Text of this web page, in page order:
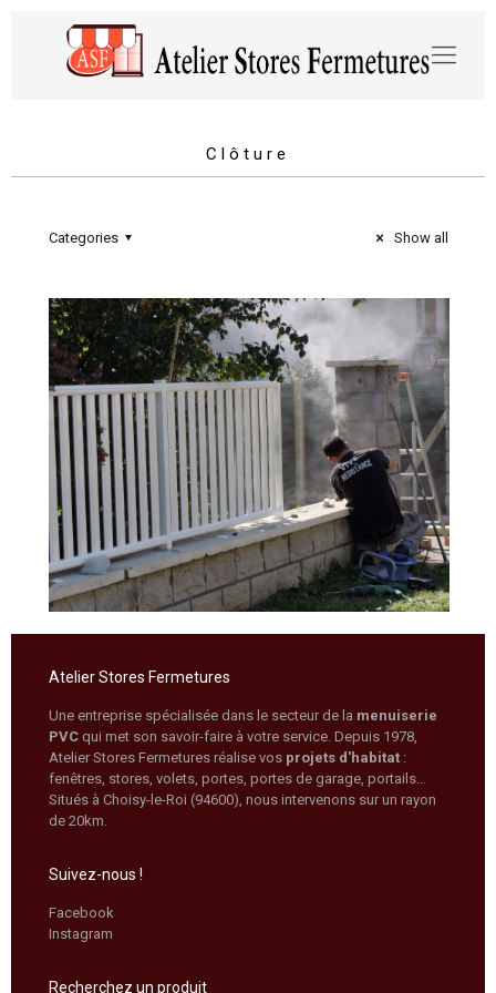
Clôture
Categories Show all
Atelier Stores Fermetures
Une entreprise spécialisée dans le secteur de la menuiserie
PVCqui met son savoir-faire à votre service. Depuis 1978,
Atelier Stores Fermetures réalise vos projets d'habitat:
fenêtres, stores, volets, portes, portes de garage, portails...
Situés à Choisy-le-Roi (94600), nous intervenons sur un rayon
de 20km.
Suivez-nous !
Facebook
Instagram
Recherchez un produit